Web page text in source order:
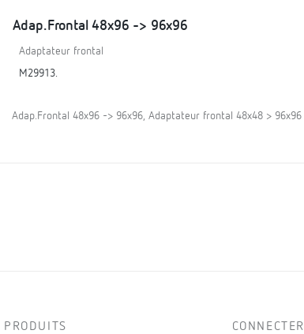
Adap.Frontal 48x96 -> 96x96
Adaptateur frontal
M29913.
Adap.Frontal 48x96 -> 96x96, Adaptateur frontal 48x48 > 96x96
PRODUITS CONNECTER